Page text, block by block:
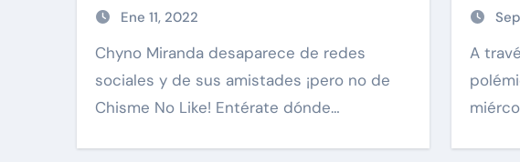
Ene 11, 2022
Chyno Miranda desaparece de redes
sociales y de sus amistades ¡pero no de
Chisme No Like! Entérate dónde…
A través de un video en Instagram, la